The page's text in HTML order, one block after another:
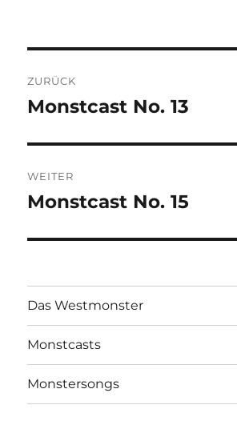
ZURÜCK
Vorheriger
Monstcast No. 13
WEITER
Nächster
Monstcast No. 15
Das Westmonster
Monstcasts
Monstersongs